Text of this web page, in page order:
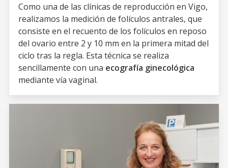
Como una de las clínicas de reproducción en Vigo,
realizamos la medición de folículos antrales, que
consiste en el recuento de los folículos en reposo
del ovario entre 2 y 10 mm en la primera mitad del
ciclo tras la regla. Esta técnica se realiza
sencillamente con una ecografía ginecológica
mediante vía vaginal.